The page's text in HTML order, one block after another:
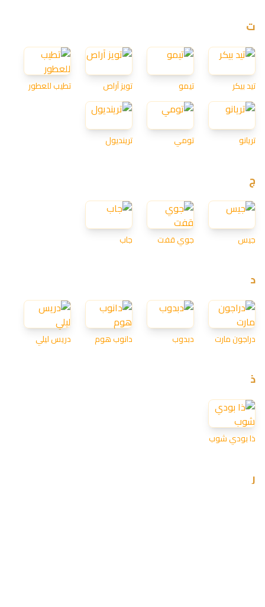
ت
تيد بيكر تيمو تويز آراص تطيب للعطور
تريانو تومي ترينديول
ج
جيس جوي قفت جاب
د
دراجون مارت دبدوب دانوب هوم دريس ليلي
ذ
ذا بودي شوب
ر